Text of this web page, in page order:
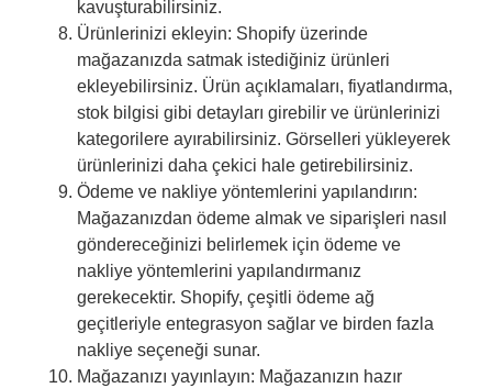
kavuşturabilirsiniz.
Ürünlerinizi ekleyin: Shopify üzerinde
mağazanızda satmak istediğiniz ürünleri
ekleyebilirsiniz. Ürün açıklamaları, fiyatlandırma,
stok bilgisi gibi detayları girebilir ve ürünlerinizi
kategorilere ayırabilirsiniz. Görselleri yükleyerek
ürünlerinizi daha çekici hale getirebilirsiniz.
Ödeme ve nakliye yöntemlerini yapılandırın:
Mağazanızdan ödeme almak ve siparişleri nasıl
göndereceğinizi belirlemek için ödeme ve
nakliye yöntemlerini yapılandırmanız
gerekecektir. Shopify, çeşitli ödeme ağ
geçitleriyle entegrasyon sağlar ve birden fazla
nakliye seçeneği sunar.
Mağazanızı yayınlayın: Mağazanızın hazır